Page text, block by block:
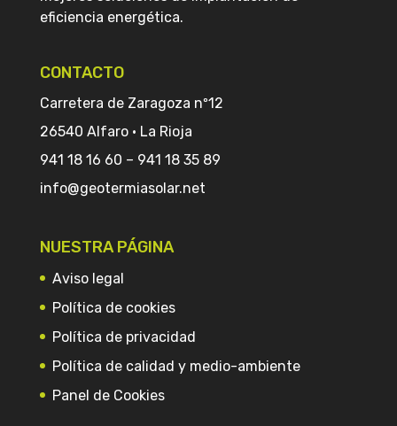
eficiencia energética.
CONTACTO
Carretera de Zaragoza nº12
26540 Alfaro · La Rioja
941 18 16 60 – 941 18 35 89
info@geotermiasolar.net
NUESTRA PÁGINA
Aviso legal
Política de cookies
Política de privacidad
Política de calidad y medio-ambiente
Panel de Cookies